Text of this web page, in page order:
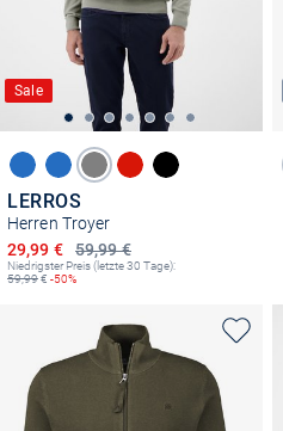
Sale
LERROS
Herren Troyer
59,99 €
Ermäßigter Preis
29,99 €
Niedrigster Preis (letzte 30 Tage):
59,99€ -50%